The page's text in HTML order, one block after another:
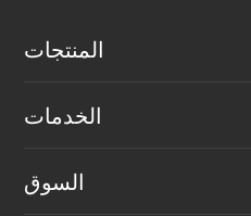
المنتجات
الخدمات
السوق